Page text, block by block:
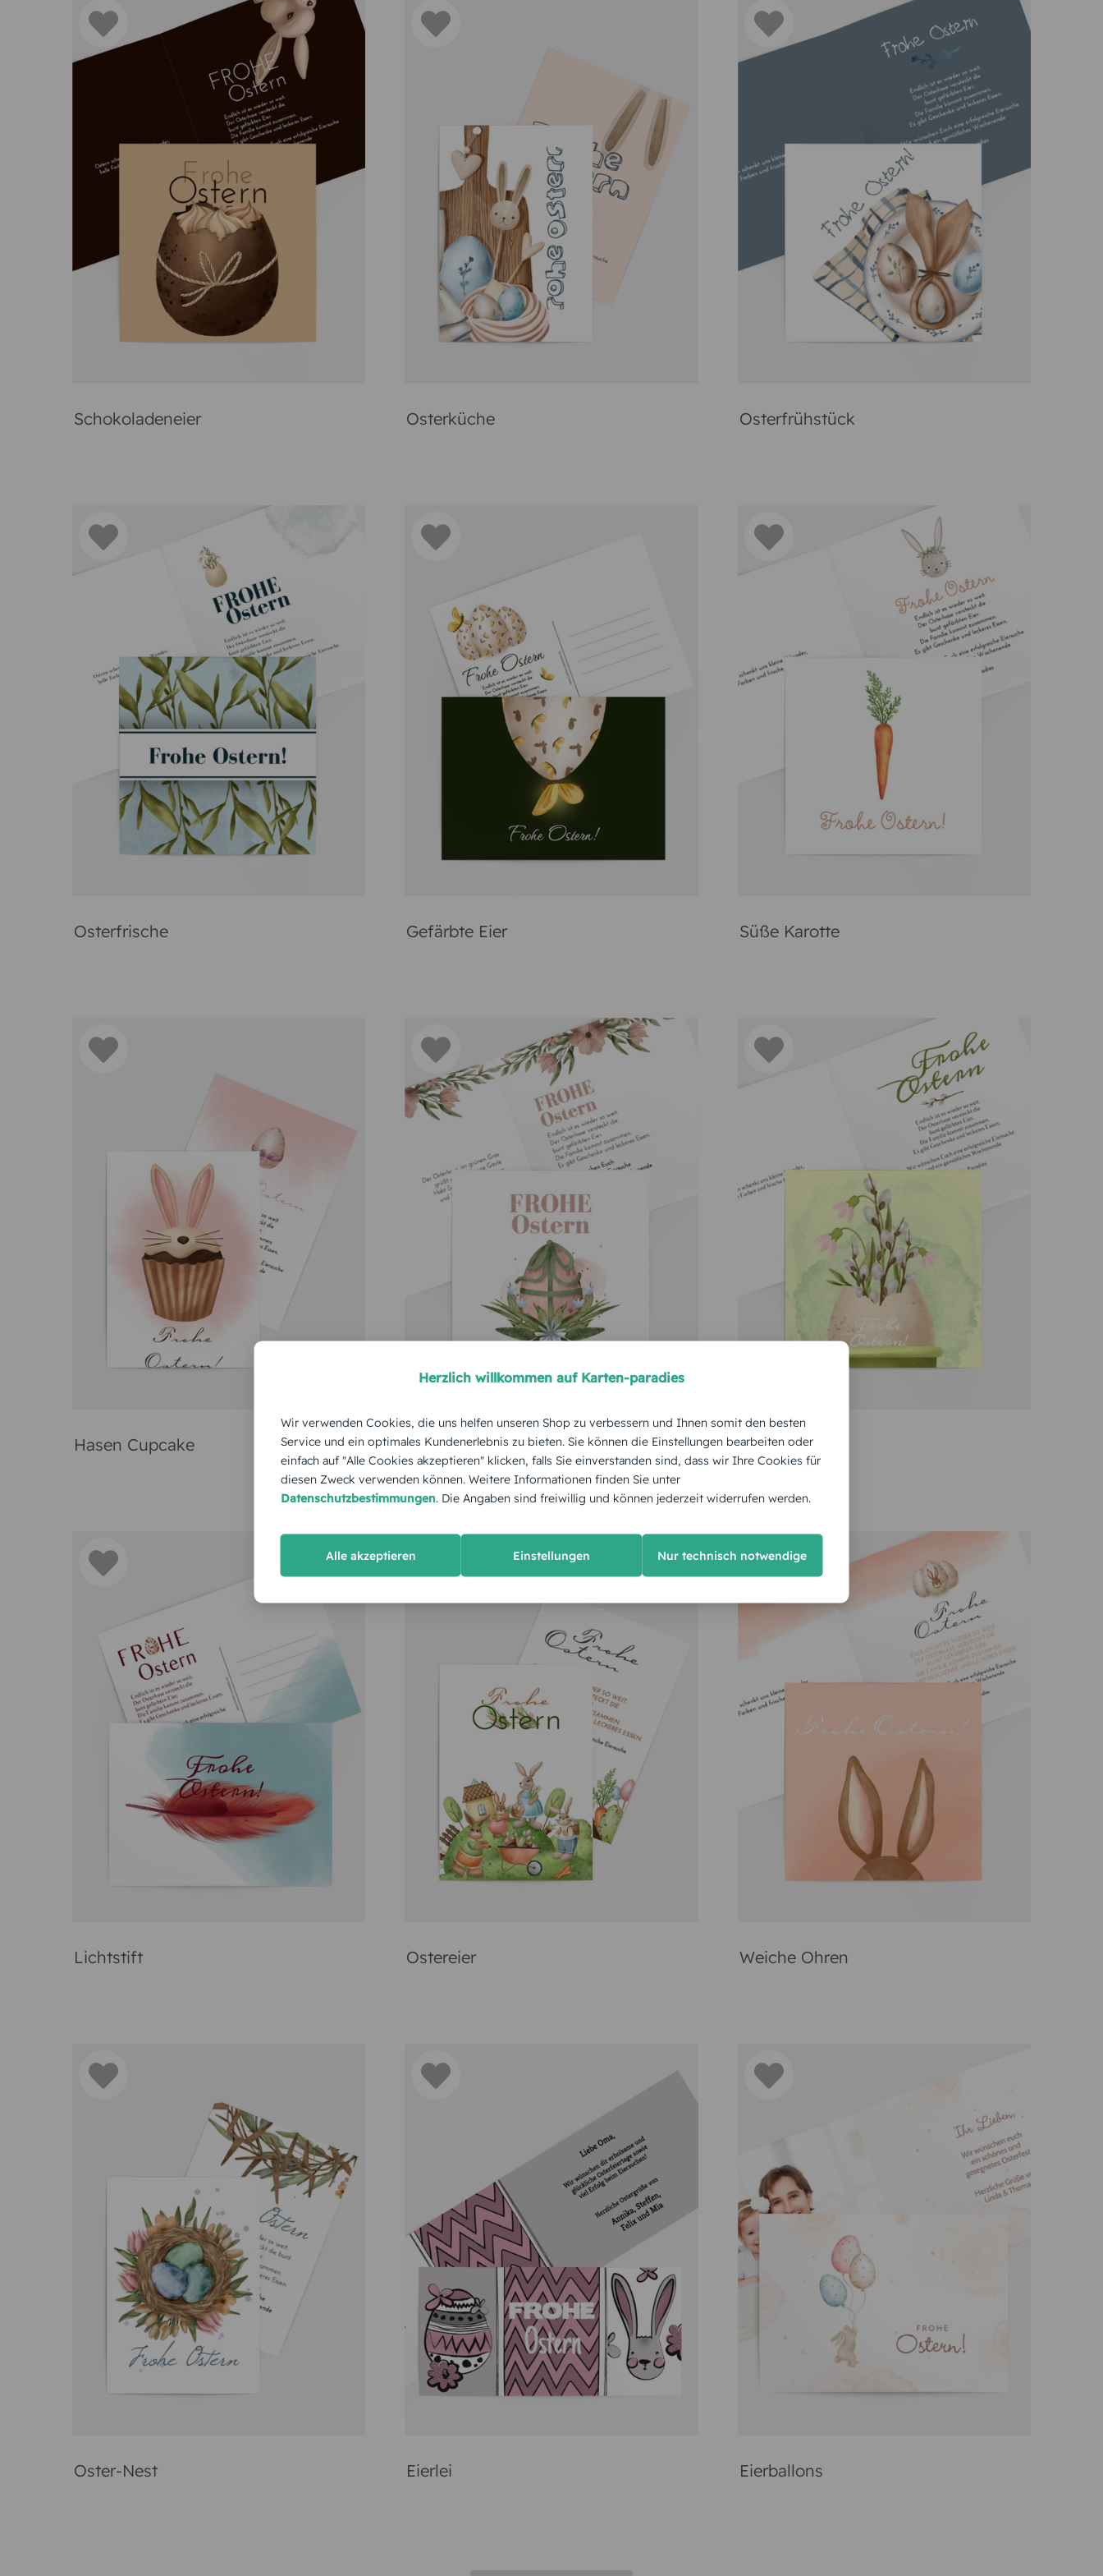
Persönliche Osterkarten selbst gestalten
Während der Feiertage rund um Ostern rückt die Familie ein wenig enger und verbringt ein paar schöne Tage mit Eiersuchen, Kirchgängen oder festlichen
Essen zusammen. Nicht immer kann jeder an diesen Feiertagen am Familientreffen teilnehmen. Herzliche Ostergrüße in einer schönen Osterkarte trösten über
die Entfernung hinweg und zaubern Verwandten und engen Freunden ein Lächeln ins Gesicht. Wir vom Karten-Paradies bieten eine schöne Auswahl an lustigen,
niedlichen und geschmackvollen Osterkarten, die Sie selbst gestalten können.
Ganz einfach zum Designer einer einzigartigen Osterkarte werden
zelebriert. Aus diesem Grund stehen diese Motive im Mittelpunkt des Osterkarten-Designs. Sie finden in unserem Sortiment lustige Osterkarten mit süßen
Zuerst bestimmen Sie äußere Faktoren wie Papierart, Farbe und Menge.
Nun werden Sie in den Designer geleitet, wo Sie die einzelnen Felder bearbeiten können.
Laden Sie ein schönes Bild in guter Auflösung hoch und bearbeiten es (zuschneiden, Filter verwenden, drehen).
Verändern Sie den vorgegebenen Text oder fügen weitere Textboxen ein.
Die Gestaltung im Designer ist simpel und schnell durchgeführt. Bevor Sie Ihre individuellen Osterkarten kaufen, können Sie diese in der Vorschau nochmal
genau betrachten und gegebenenfalls korrigieren. Wenn Sie ganz sicher sein möchten, dass die Osterkarte wirklich gut aussieht und sich gut anfühlt, dann
bestellen Sie ein Muster (linkes Menüfeld im Designer). Innerhalb kurzer Zeit wird Ihnen die Karte zugeschickt, die Sie bei Gefallen online selbst gestalten und
verändern können.
Wundervolle Karten für jeden Anlass
Im Karten-Paradies können Sie neben lustigen und schönen Osterkarten auch Karten für viele weitere Anlässe kaufen. Persönlich gestalten können Sie zum
Beispiel auchMuttertagskarten Geburtstagskarten. Für jedes Fest wie Jubiläum oder die
eines Babys
bieten wir ein vielseitiges Angebot wundervoller Karten an, die Sie in wenigen Klicks personalisieren. Jede individuelle Osterkarte, Weihnachtskarte oder
Einladungskarte ist ein Unikat, das den Empfänger freut. Die Karten zeigen, wie wichtig Ihnen die Person ist und dass Sie an sie denken. Solch kleine
Ostergruß verschicken und etwas Freude bereiten? Dann wählen Sie aus den Osterkarten-Vorlagen Ihre liebste aus und werden spielend leicht zum Designer!
Herzlich willkommen auf Karten-paradies
Wir verwenden Cookies, die uns helfen unseren Shop zu verbessern und Ihnen somit den besten
Service und ein optimales Kundenerlebnis zu bieten. Sie können die Einstellungen bearbeiten oder
einfach auf "Alle Cookies akzeptieren" klicken, falls Sie einverstanden sind, dass wir Ihre Cookies für
diesen Zweck verwenden können. Weitere Informationen finden Sie unter
Datenschutzbestimmungen. Die Angaben sind freiwillig und können jederzeit widerrufen werden.
Alle akzeptieren Einstellungen Nur technisch notwendige